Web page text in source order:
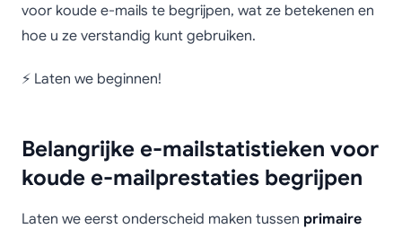
voor koude e-mails te begrijpen, wat ze betekenen en
hoe u ze verstandig kunt gebruiken.
⚡ Laten we beginnen!
Belangrijke e-mailstatistieken voor
koude e-mailprestaties begrijpen
Laten we eerst onderscheid maken tussen primaire